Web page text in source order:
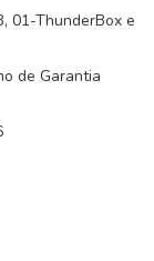
01-ThunderBox e
de Garantia